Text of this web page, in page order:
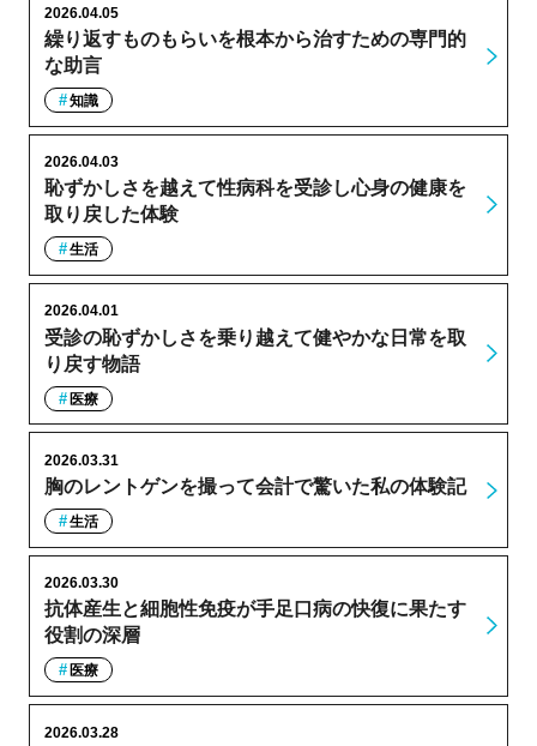
繰り返すものもらいを根本から治すための専門的
な助言
2026.04.05
知識
恥ずかしさを越えて性病科を受診し心身の健康を
取り戻した体験
2026.04.03
生活
受診の恥ずかしさを乗り越えて健やかな日常を取
り戻す物語
2026.04.01
医療
胸のレントゲンを撮って会計で驚いた私の体験記
2026.03.31
生活
抗体産生と細胞性免疫が手足口病の快復に果たす
役割の深層
2026.03.30
医療
2026.03.28